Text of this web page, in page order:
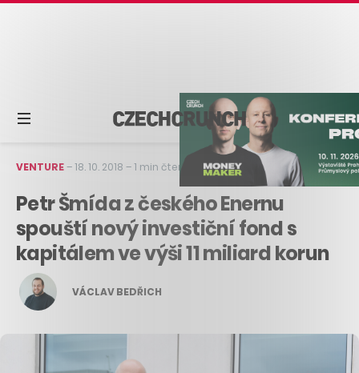
VENTURE–18. 10. 2018 –1 min čtení
Petr Šmída z českého Enernu
spouští nový investiční fond s
kapitálem ve výši 11 miliard korun
VÁCLAV BEDŘICH